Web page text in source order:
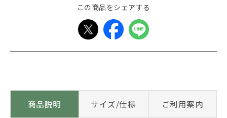
この商品をシェアする
商品説明 サイズ/仕様 ご利用案内